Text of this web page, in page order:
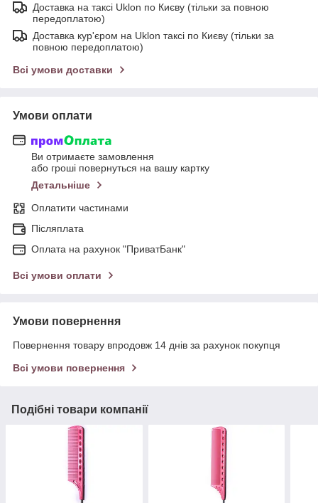
Доставка на таксі Uklon по Києву (тільки за повною
передоплатою)
Доставка кур'єром на Uklon таксі по Києву (тільки за
повною передоплатою)
Всі умови доставки
Умови оплати
Ви отримаєте замовлення
або гроші повернуться на вашу картку
Детальніше
Оплатити частинами
Післяплата
Оплата на рахунок "ПриватБанк"
Всі умови оплати
Умови повернення
Повернення товару впродовж 14 днів за рахунок покупця
Всі умови повернення
Подібні товари компанії